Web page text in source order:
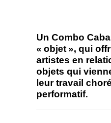
Un Combo
« objet », qui
artistes en
objets qui
leur travail
performatif.